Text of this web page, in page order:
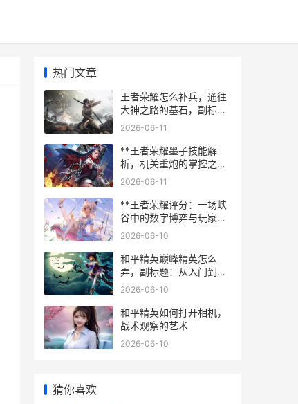
热门文章
王者荣耀怎么补兵，通往
大神之路的基石，副标
题，小兵经济里隐藏的制
2026-06-11
**王者荣耀墨子技能解
析，机关重炮的掌控之
道，副标题，墨守成规与
2026-06-11
**王者荣耀评分：一场峡
谷中的数字博弈与玩家生
态**
2026-06-10
和平精英巅峰精英怎么
弄，副标题：从入门到登
顶的实战心法
2026-06-10
和平精英如何打开相机，
战术观察的艺术
2026-06-10
猜你喜欢